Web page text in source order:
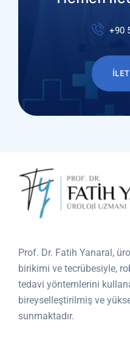
+90
Prof. Dr. Fatih Yanaral,
birikimi ve tecrübesiyle,
tedavi yöntemlerini
bireyselleştirilmiş ve
sunmaktadır.